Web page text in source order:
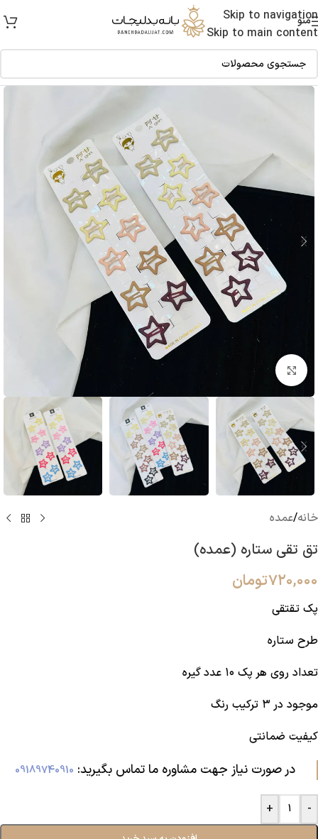
Skip to navigation
Skip to main content
منو
بزرگنمایی تصویر
خانه/عمده
تق تقی ستاره (عمده)
۷۲۰,۰۰۰تومان
پک تقتقی
طرح ستاره
تعداد روی هر پک ۱۰ عدد گیره
موجود در ۳ ترکیب رنگ
کیفیت ضمانتی
در صورت نیاز جهت مشاوره ما تماس بگیرید:‌ 09189740910
-
+